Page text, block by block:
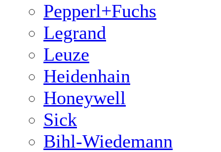
Pepperl+Fuchs
Legrand
Leuze
Heidenhain
Honeywell
Sick
Bihl-Wiedemann